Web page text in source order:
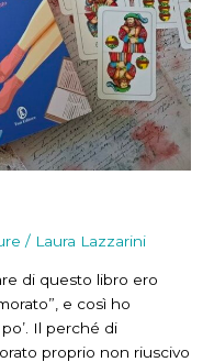
/ Laura Lazzarini
di questo libro ero
e così ho
Il perché di
proprio non riuscivo